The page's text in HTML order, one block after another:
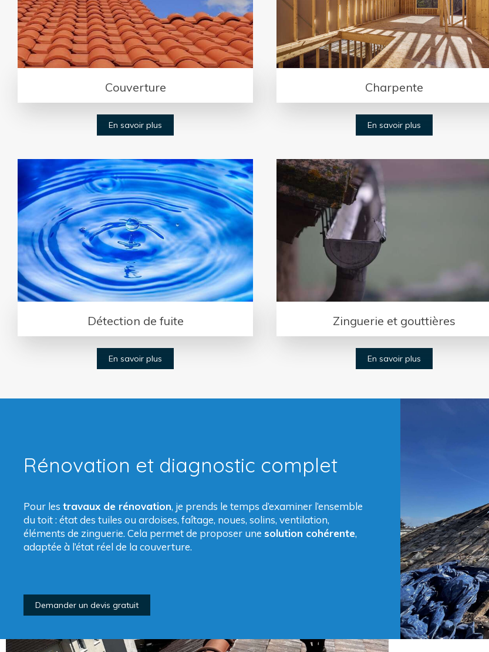
Couverture
En savoir plus
Charpente
En savoir plus
Détection de fuite
En savoir plus
Zinguerie et gouttières
En savoir plus
Rénovation et diagnostic complet
Pour les travaux de rénovation, je prends le temps d’examiner l’ensemble
du toit : état des tuiles ou ardoises, faîtage, noues, solins, ventilation,
éléments de zinguerie. Cela permet de proposer une solution cohérente,
adaptée à l’état réel de la couverture.
Demander un devis gratuit